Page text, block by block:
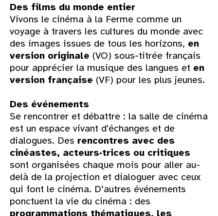
Des films du monde entier
Vivons le cinéma à la Ferme comme un
voyage à travers les cultures du monde avec
des images issues de tous les horizons, en
version originale (VO) sous-titrée français
pour apprécier la musique des langues et en
version française (VF) pour les plus jeunes.
Des événements
Se rencontrer et débattre : la salle de cinéma
est un espace vivant d'échanges et de
dialogues. Des rencontres avec des
cinéastes, acteurs·trices ou critiques
sont organisées chaque mois pour aller au-
delà de la projection et dialoguer avec ceux
qui font le cinéma. D’autres événements
ponctuent la vie du cinéma : des
programmations thématiques, les